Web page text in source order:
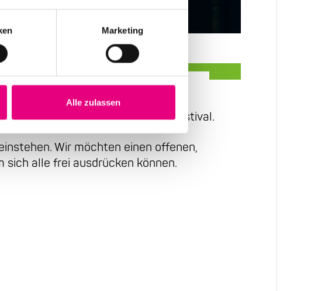
Marketing
Alle zulassen
auf dem Enjoy Jazz Festival.
Wir möchten einen offenen,
sich alle frei ausdrücken können.